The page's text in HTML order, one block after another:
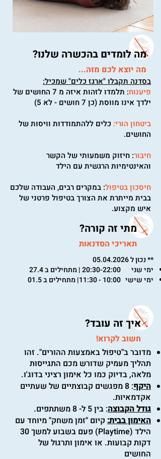
מה לומדים בהכשרה שלנו?
מה יוצא לכם מזה...
בסדנה תקבלו "ארגז כלים" שמכיל:
פיענוח
: תלמדו לזהות איזה מ 7 החושים של
ילדך אינו מווסת (כן 7 חושים - לא 5)
ביטחון הורי: כלים ללהתמודדות וויסות של
החושים.
חיבור: חיזוק משמעותי של הקשר
והאינטימיות הרגשית עם הילד
חיסכון בטיפול: במקרים רבים, העבודה שלכם
בבית מייתרת את הצורך בטיפול פרטני של
איש מקצוע.
מתי זה קורה?
תאריכי הסדנאות
** נכון ל05.04.2026
ימי שני 20:30-22:00 | מתחילים ב 27.4​
ימי שישי 10:00 - 11:30| מתחילים ב 01.5
איך זה עובד?
חשוב לקרוא!
מדובר ב"טיפול באמצעות ההורים". זהו
תהליך מעמיק שדורש מכם התגייסות
מלאה, בדיוק כמו כל אימון רציני בדוג'ו.
היקף
: 8 מפגשים קבוצתיים של שעתיים
אקדמאיות.
גודל הקבוצה: בין 5 ל- 8 משתתפים.
האימון בבית: קיום "זמן משחק" מיוחד עם
הילד (Playtime) פעם בשבוע למשך 30
דקות קבועות. או אימון ותרגול של
החושים